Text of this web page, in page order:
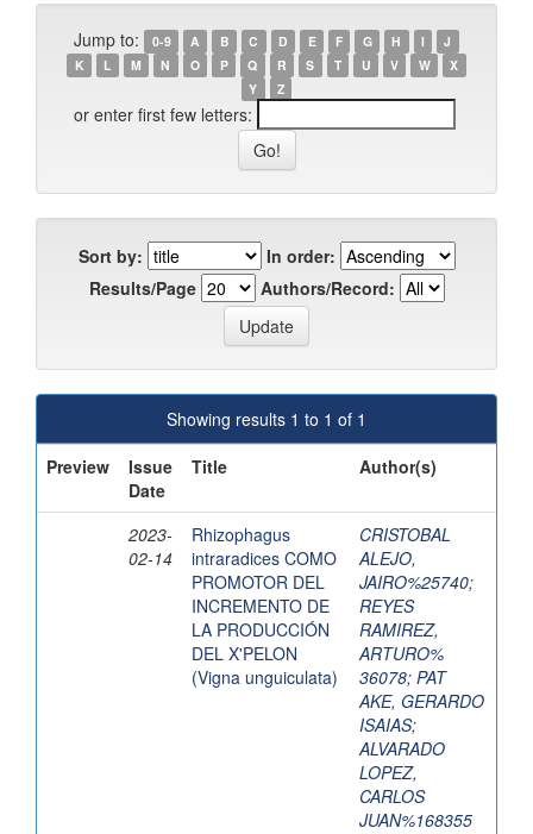
Jump to: 0-9 A B C D E F G H I
J
K
L M N O P Q R S T U V W
X
Y
Z
or enter first few letters:
Sort by:
In order:
Results/Page
Authors/Record:
Showing results 1 to 1 of 1
Preview
Issue
Date
Title Author(s)
2023-
02-14
Rhizophagus
intraradices COMO
PROMOTOR DEL
INCREMENTO DE
LA PRODUCCIÓN
DEL X'PELON
(Vigna unguiculata)
CRISTOBAL
ALEJO,
JAIRO%25740;
REYES
RAMIREZ,
ARTURO%
36078; PAT
AKE, GERARDO
ISAIAS;
ALVARADO
LOPEZ,
CARLOS
JUAN%168355